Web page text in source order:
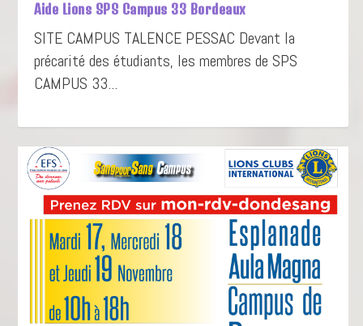
Aide Lions SPS Campus 33 Bordeaux
SITE CAMPUS TALENCE PESSAC Devant la
précarité des étudiants, les membres de SPS
CAMPUS 33...